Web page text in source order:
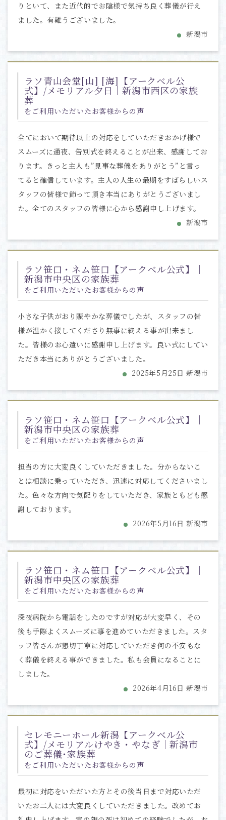
りといて、また近代的でお陰様で気持ち良く葬儀が行え
ました。有難うございました。
新潟市
ラソ青山会堂[山] [海]【アークベル公
式】/メモリアル夕日｜新潟市西区の家族
葬
をご利用いただいたお客様からの声
全てにおいて期待以上の対応をしていただきおかげ様で
スムーズに通夜、告別式を終えることが出来、感謝してお
ります。きっと主人も”見事な葬儀をありがとう”と言っ
てると確信しています。主人の人生の最期をすばらしいス
タッフの皆様で飾って頂き本当にありがとうございまし
た。全てのスタッフの皆様に心から感謝申し上げます。
新潟市
ラソ笹口・ネム笹口【アークベル公式】｜
新潟市中央区の家族葬
をご利用いただいたお客様からの声
小さな子供がおり賑やかな葬儀でしたが、スタッフの皆
様が温かく接してくださり無事に終える事が出来まし
た。皆様のお心遣いに感謝申し上げます。良い式にしてい
ただき本当にありがとうございました。
2025年5月25日 新潟市
ラソ笹口・ネム笹口【アークベル公式】｜
新潟市中央区の家族葬
をご利用いただいたお客様からの声
担当の方に大変良くしていただきました。分からないこ
とは相談に乗っていただき、迅速に対応してくださいまし
た。色々な方向で気配りをしていただき、家族ともども感
謝しております。
2026年5月16日 新潟市
ラソ笹口・ネム笹口【アークベル公式】｜
新潟市中央区の家族葬
をご利用いただいたお客様からの声
深夜病院から電話をしたのですが対応が大変早く、その
後も手際よくスムーズに事を進めていただきました。スタ
ッフ皆さんが懇切丁寧に対応していただき何の不安もな
く葬儀を終える事ができました。私も会員になることに
しました。
2026年4月16日 新潟市
セレモニーホール新潟【アークベル公
式】/メモリアルけやき・やなぎ｜新潟市
のご葬儀･家族葬
をご利用いただいたお客様からの声
最初に対応をいただいた方とその後当日まで対応いただ
いたお二人には大変良くしていただきました。改めてお